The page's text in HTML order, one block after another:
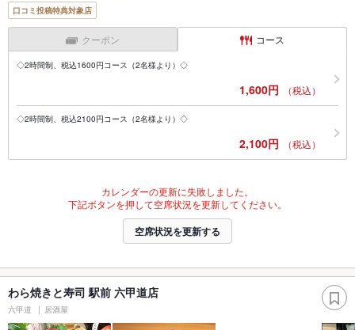
口コミ投稿特典対象店
クーポン コース
◇2時間制、税込1600円コース（2名様より）◇
1,600円 （税込）
◇2時間制、税込2100円コース（2名様より）◇
2,100円 （税込）
カレンダーの更新に失敗しました。
下記ボタンを押して空席状況を更新してください。
空席状況を更新する
わら焼きと寿司 駅前 六甲道店
六甲道 居酒屋